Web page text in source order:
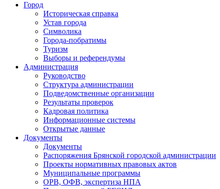
Город
Историческая справка
Устав города
Символика
Города-побратимы
Туризм
Выборы и референдумы
Администрация
Руководство
Структура администрации
Подведомственные организации
Результаты проверок
Кадровая политика
Информационные системы
Открытые данные
Документы
Документы
Распоряжения Брянской городской администрации
Проекты нормативных правовых актов
Муниципальные программы
ОРВ, ОФВ, экспертиза НПА